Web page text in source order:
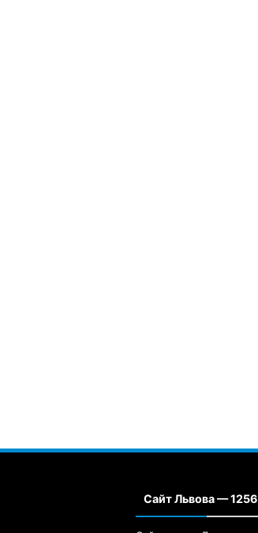
Сайт Львова — 1256